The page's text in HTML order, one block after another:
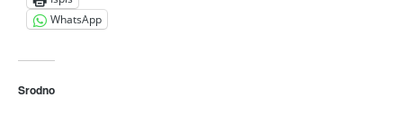
WhatsApp
Srodno